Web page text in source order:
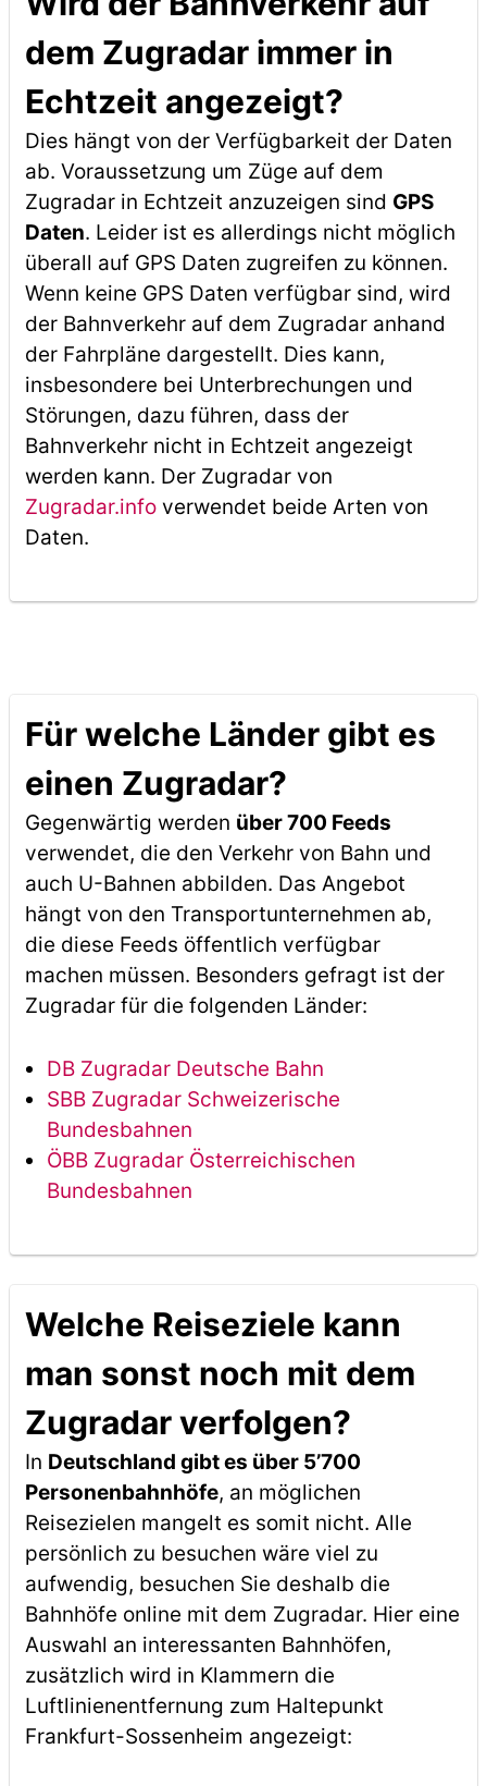
dem Zugradar immer in
Echtzeit angezeigt?
Dies hängt von der Verfügbarkeit der Daten
ab. Voraussetzung um Züge auf dem
Zugradar in Echtzeit anzuzeigen sind GPS
Daten. Leider ist es allerdings nicht möglich
überall auf GPS Daten zugreifen zu können.
Wenn keine GPS Daten verfügbar sind, wird
der Bahnverkehr auf dem Zugradar anhand
der Fahrpläne dargestellt. Dies kann,
insbesondere bei Unterbrechungen und
Störungen, dazu führen, dass der
Bahnverkehr nicht in Echtzeit angezeigt
werden kann. Der Zugradar von
Zugradar.infoverwendet beide Arten von
Daten.
Für welche Länder gibt es
einen Zugradar?
Gegenwärtig werden über 700 Feeds
verwendet, die den Verkehr von Bahn und
auch U-Bahnen abbilden. Das Angebot
hängt von den Transportunternehmen ab,
die diese Feeds öffentlich verfügbar
machen müssen. Besonders gefragt ist der
Zugradar für die folgenden Länder:
DB Zugradar Deutsche Bahn
SBB Zugradar Schweizerische
Bundesbahnen
ÖBB Zugradar Österreichischen
Bundesbahnen
Welche Reiseziele kann
man sonst noch mit dem
Zugradar verfolgen?
In Deutschland gibt es über 5’700
Personenbahnhöfe, an möglichen
Reisezielen mangelt es somit nicht. Alle
persönlich zu besuchen wäre viel zu
aufwendig, besuchen Sie deshalb die
Bahnhöfe online mit dem Zugradar. Hier eine
Auswahl an interessanten Bahnhöfen,
zusätzlich wird in Klammern die
Luftlinienentfernung zum Haltepunkt
Frankfurt-Sossenheim angezeigt: